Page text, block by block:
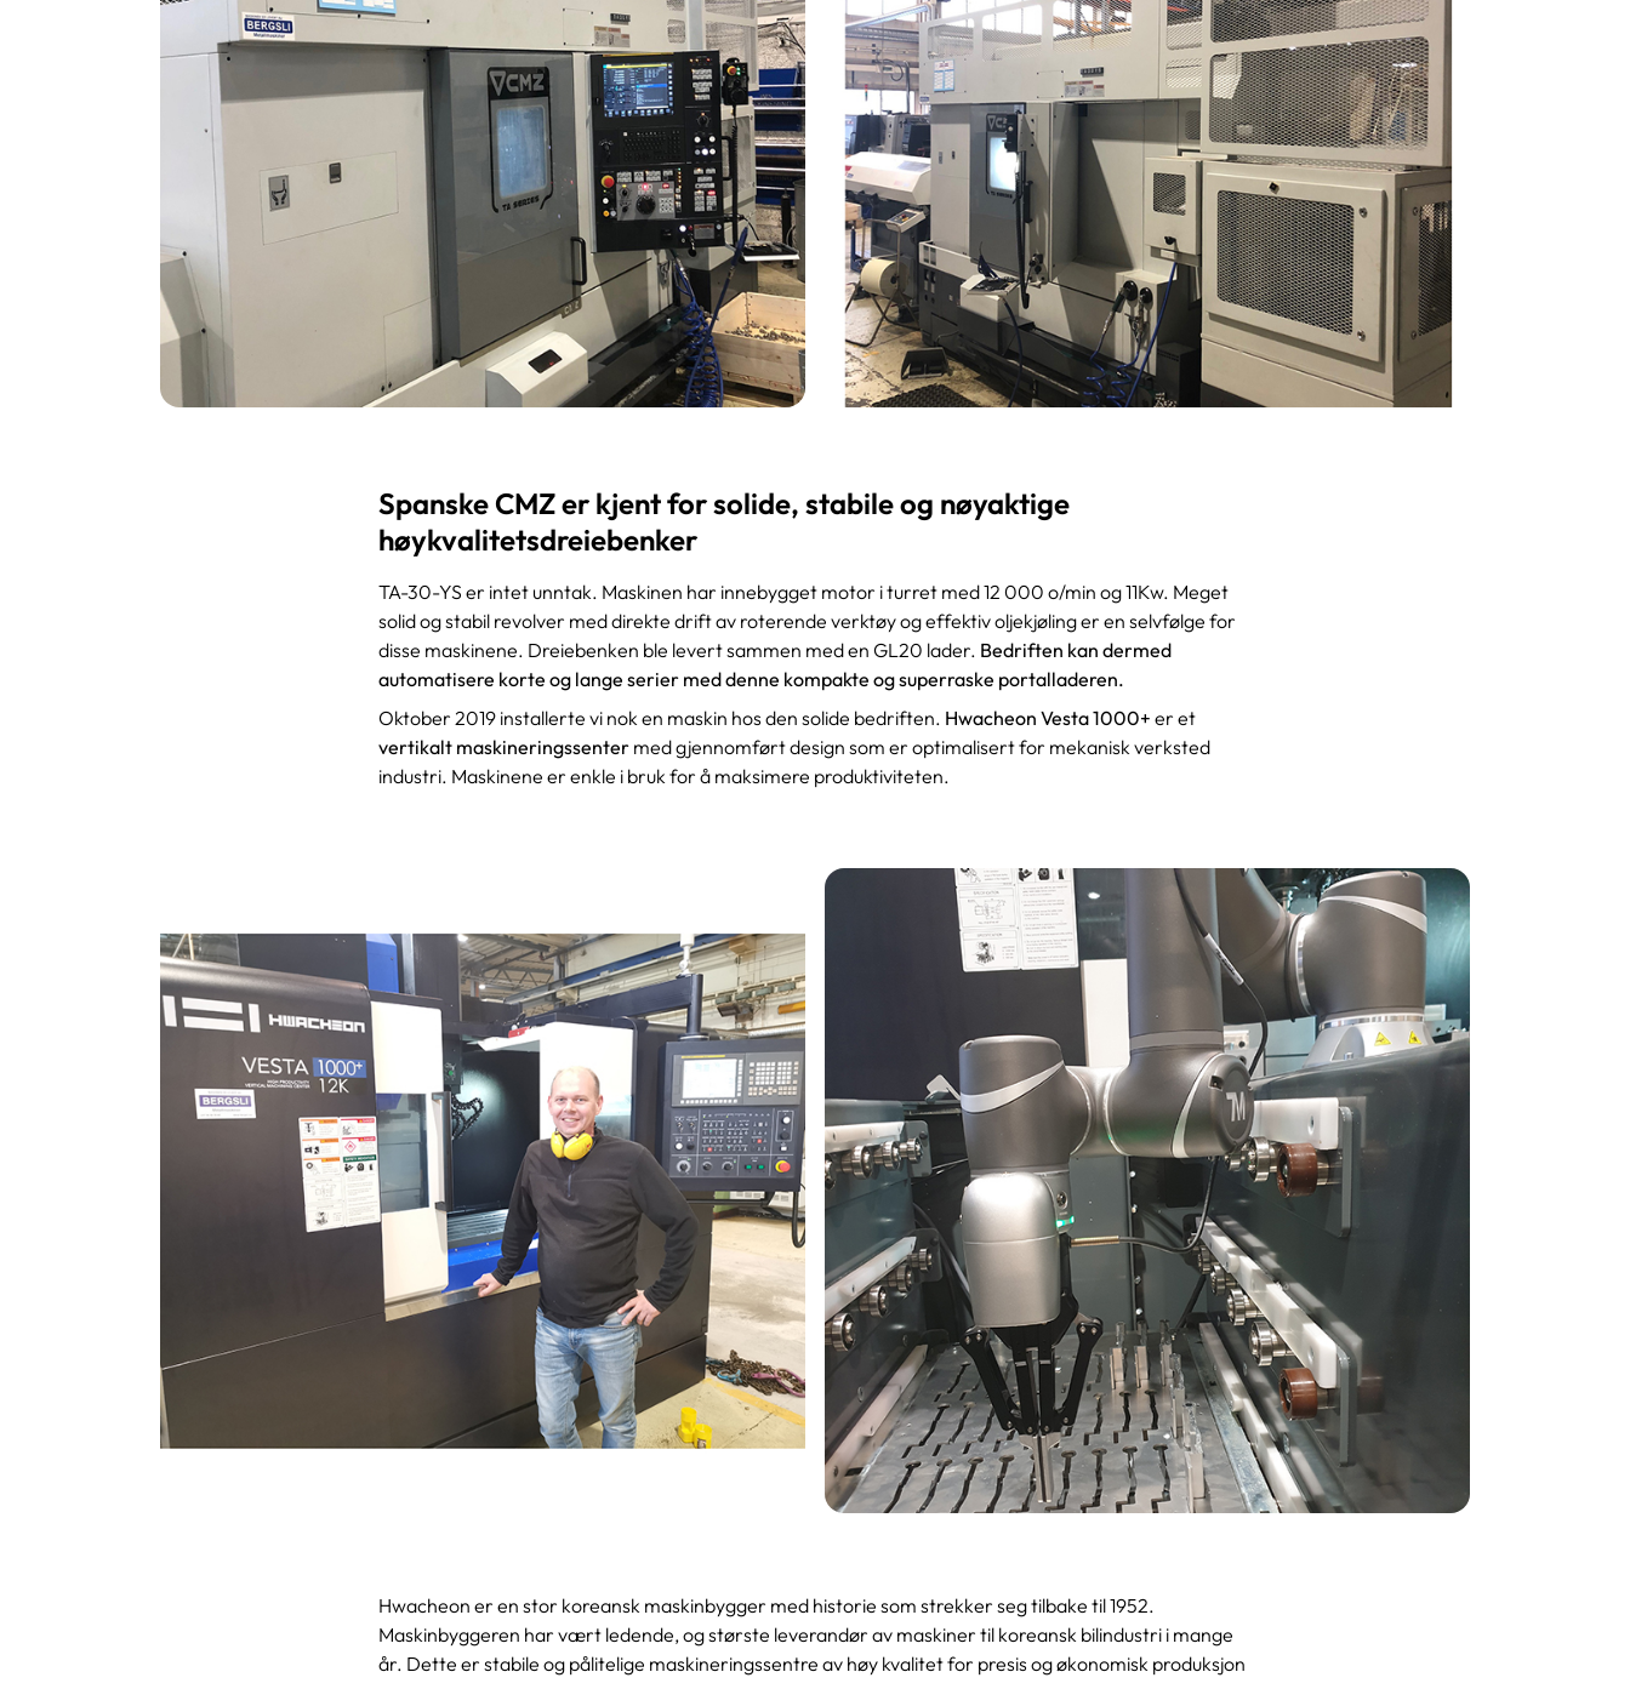
Spanske CMZ er kjent for solide, stabile og nøyaktige
høykvalitetsdreiebenker
TA-30-YS er intet unntak. Maskinen har innebygget motor i turret med 12 000 o/min og 11Kw. Meget
solid og stabil revolver med direkte drift av roterende verktøy og effektiv oljekjøling er en selvfølge for
disse maskinene. Dreiebenken ble levert sammen med en GL20 lader. Bedriften kan dermed
automatisere korte og lange serier med denne kompakte og superraske portalladeren.
Oktober 2019 installerte vi nok en maskin hos den solide bedriften. Hwacheon Vesta 1000+ er et
vertikalt maskineringssenter med gjennomført design som er optimalisert for mekanisk verksted
industri. Maskinene er enkle i bruk for å maksimere produktiviteten.
Hwacheon er en stor koreansk maskinbygger med historie som strekker seg tilbake til 1952.
Maskinbyggeren har vært ledende, og største leverandør av maskiner til koreansk bilindustri i mange
år. Dette er stabile og pålitelige maskineringssentre av høy kvalitet for presis og økonomisk produksjon